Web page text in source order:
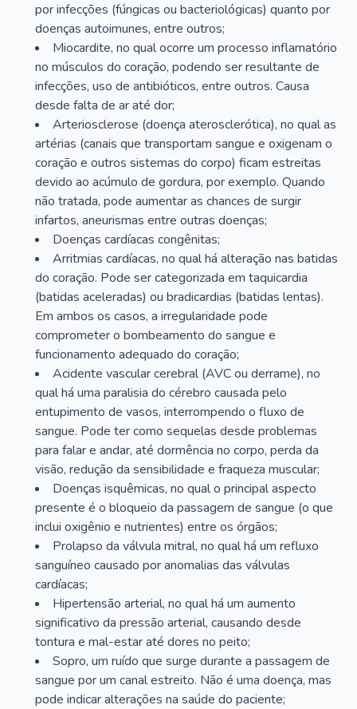
por infecções (fúngicas ou bacteriológicas) quanto por
doenças autoimunes, entre outros;
Miocardite, no qual ocorre um processo inflamatório
no músculos do coração, podendo ser resultante de
infecções, uso de antibióticos, entre outros. Causa
desde falta de ar até dor;
Arteriosclerose (doença aterosclerótica), no qual as
artérias (canais que transportam sangue e oxigenam o
coração e outros sistemas do corpo) ficam estreitas
devido ao acúmulo de gordura, por exemplo. Quando
não tratada, pode aumentar as chances de surgir
infartos, aneurismas entre outras doenças;
Doenças cardíacas congênitas;
Arritmias cardíacas, no qual há alteração nas batidas
do coração. Pode ser categorizada em taquicardia
(batidas aceleradas) ou bradicardias (batidas lentas).
Em ambos os casos, a irregularidade pode
comprometer o bombeamento do sangue e
funcionamento adequado do coração;
Acidente vascular cerebral (AVC ou derrame), no
qual há uma paralisia do cérebro causada pelo
entupimento de vasos, interrompendo o fluxo de
sangue. Pode ter como sequelas desde problemas
para falar e andar, até dormência no corpo, perda da
visão, redução da sensibilidade e fraqueza muscular;
Doenças isquêmicas, no qual o principal aspecto
presente é o bloqueio da passagem de sangue (o que
inclui oxigênio e nutrientes) entre os órgãos;
Prolapso da válvula mitral, no qual há um refluxo
sanguíneo causado por anomalias das válvulas
cardíacas;
Hipertensão arterial, no qual há um aumento
significativo da pressão arterial, causando desde
tontura e mal-estar até dores no peito;
Sopro, um ruído que surge durante a passagem de
sangue por um canal estreito. Não é uma doença, mas
pode indicar alterações na saúde do paciente;